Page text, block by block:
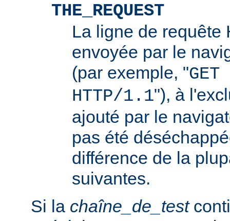
THE_REQUEST
La ligne de requête
envoyée par le
(par exemple, "
HTTP/1.1"), à
ajouté par le
pas été
différence de la
suivantes.
Si la chaîne_de_test